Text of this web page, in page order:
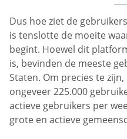
Dus hoe ziet de
is tenslotte de moeite
begint. Hoewel dit
is, bevinden de meeste
Staten. Om precies te
ongeveer 225.000
actieve gebruikers per
grote en actieve